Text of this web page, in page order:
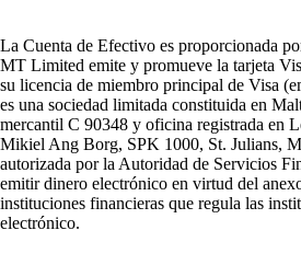
La Cuenta de Efectivo es proporcionada
MT Limited emite y promueve la tarjeta
su licencia de miembro principal de Visa
es una sociedad limitada constituida en
mercantil C 90348 y oficina registrada en
Mikiel Ang Borg, SPK 1000, St. Julians,
autorizada por la Autoridad de Servicios
emitir dinero electrónico en virtud del
instituciones financieras que regula las
electrónico.